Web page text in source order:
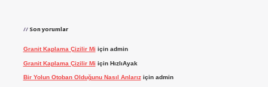
Son yorumlar
Granit Kaplama Çizilir Mi için admin
Granit Kaplama Çizilir Mi için HızlıAyak
Bir Yolun Otoban Olduğunu Nasıl Anlarıziçin admin